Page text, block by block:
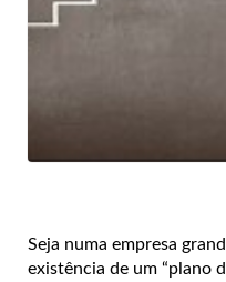
Seja numa empresa
existência de um “plano